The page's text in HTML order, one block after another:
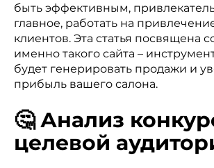
быть эффективным,
главное, работать на
клиентов. Эта статья посвящена
именно такого сайта –
будет генерировать продажи и
прибыль вашего салона.
🤔 Анализ
целевой